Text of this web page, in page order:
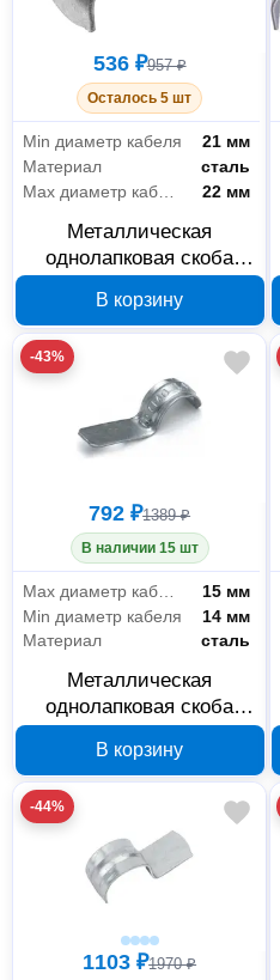
536 ₽957 ₽
Осталось 5 шт
Min диаметр кабеля
21 мм
Материал
сталь
22 мм
Металлическая
однолапковая скоба
мм с отверстием 6.5 мм
PR08.3744
В корзину
-43%
792 ₽1389 ₽
В наличии 15 шт
15 мм
Min диаметр кабеля
14 мм
Материал
сталь
Металлическая
однолапковая скоба
мм для монтажного
пистолета без
отверстий PR08.5167
В корзину
-44%
1103 ₽1970 ₽